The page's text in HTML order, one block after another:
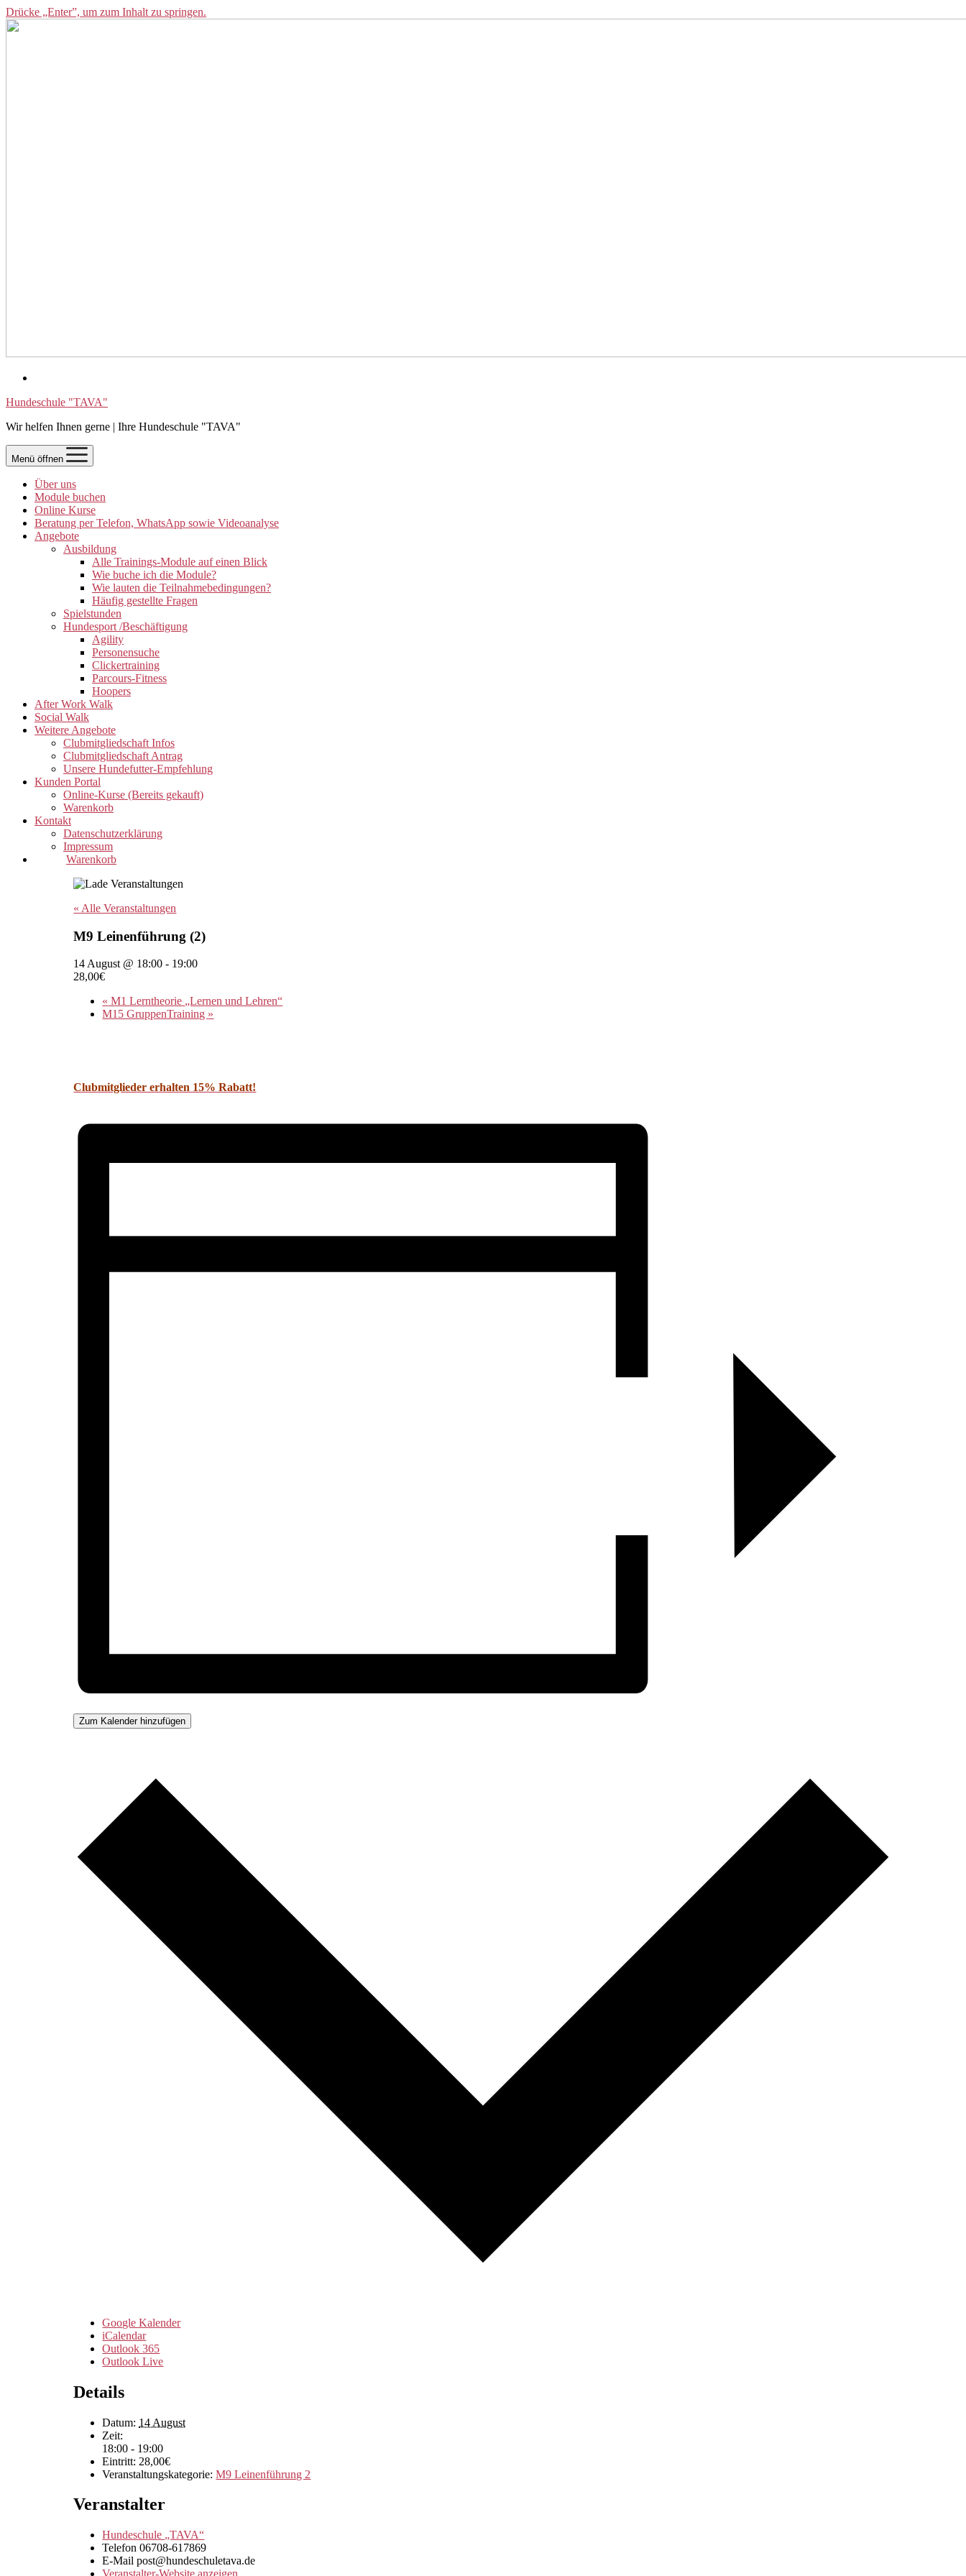
Drücke „Enter”, um zum Inhalt zu springen.
Hundeschule "TAVA"
Wir helfen Ihnen gerne | Ihre Hundeschule "TAVA"
Menü öffnen
Über uns
Module buchen
Online Kurse
Beratung per Telefon, WhatsApp sowie Videoanalyse
Angebote
Ausbildung
Alle Trainings-Module auf einen Blick
Wie buche ich die Module?
Wie lauten die Teilnahmebedingungen?
Häufig gestellte Fragen
Spielstunden
Hundesport /Beschäftigung
Agility
Personensuche
Clickertraining
Parcours-Fitness
Hoopers
After Work Walk
Social Walk
Weitere Angebote
Clubmitgliedschaft Infos
Clubmitgliedschaft Antrag
Unsere Hundefutter-Empfehlung
Kunden Portal
Online-Kurse (Bereits gekauft)
Warenkorb
Kontakt
Datenschutzerklärung
Impressum
Warenkorb
« Alle Veranstaltungen
M9 Leinenführung (2)
14 August @ 18:00 - 19:00
28,00€
« M1 Lerntheorie „Lernen und Lehren“
M15 GruppenTraining »
Clubmitglieder erhalten 15% Rabatt!
Zum Kalender hinzufügen
Google Kalender
iCalendar
Outlook 365
Outlook Live
Details
Datum: 14 August
Zeit:
18:00 - 19:00
Eintritt: 28,00€
Veranstaltungskategorie: M9 Leinenführung 2
Veranstalter
Hundeschule „TAVA“
Telefon06708-617869
E-Mailpost@hundeschuletava.de